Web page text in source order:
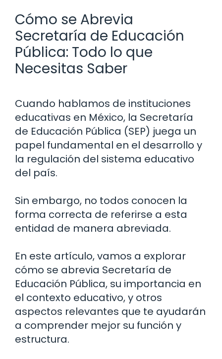
Cómo se Abrevia
Secretaría de Educación
Pública: Todo lo que
Necesitas Saber
Cuando hablamos de instituciones
educativas en México, la Secretaría
de Educación Pública (SEP) juega un
papel fundamental en el desarrollo y
la regulación del sistema educativo
del país.
Sin embargo, no todos conocen la
forma correcta de referirse a esta
entidad de manera abreviada.
En este artículo, vamos a explorar
cómo se abrevia Secretaría de
Educación Pública, su importancia en
el contexto educativo, y otros
aspectos relevantes que te ayudarán
a comprender mejor su función y
estructura.